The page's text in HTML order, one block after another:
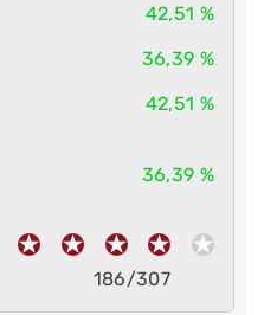
42,51 %
36,39 %
42,51 %
36,39 %
186/307